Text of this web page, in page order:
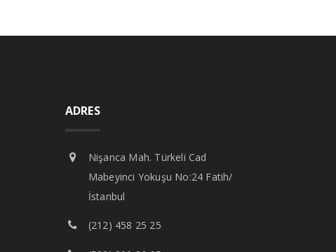
ADRES
Nişanca Mah. Türkeli Cad
Mabeyinci Yokuşu No:24 Fatih/
İstanbul
(212) 458 25 25